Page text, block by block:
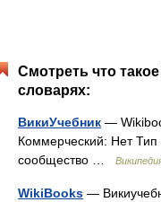
Смотреть что
словарях:
ВикиУчебник —
Коммерческий: Нет Тип
сообщество …
WikiBooks —